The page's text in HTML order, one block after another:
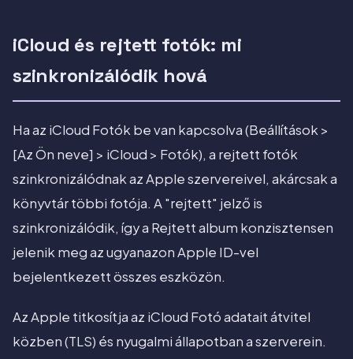
iCloud és rejtett fotók: mi
szinkronizálódik hová
Ha az iCloud Fotók be van kapcsolva (Beállítások >
[Az Ön neve] > iCloud > Fotók), a rejtett fotók
szinkronizálódnak az Apple szervereivel, akárcsak a
könyvtár többi fotója. A "rejtett" jelző is
szinkronizálódik, így a Rejtett album konzisztensen
jelenik meg az ugyanazon Apple ID-vel
bejelentkezett összes eszközön.
Az Apple titkosítja az iCloud Fotó adatait átvitel
közben (TLS) és nyugalmi állapotban a szerverein.